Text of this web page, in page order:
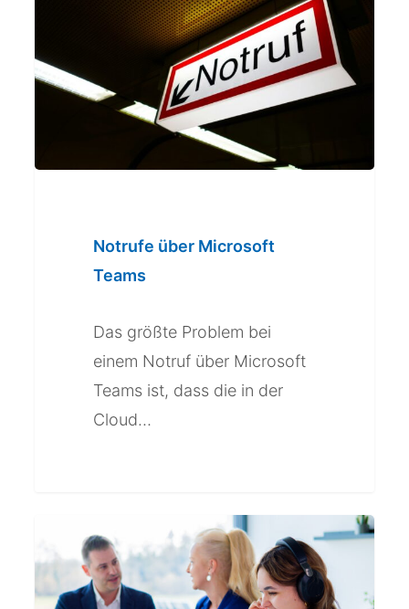
Notrufe über Microsoft
Teams
Das größte Problem bei
einem Notruf über Microsoft
Teams ist, dass die in der
Cloud…
der
Amtstelefonie